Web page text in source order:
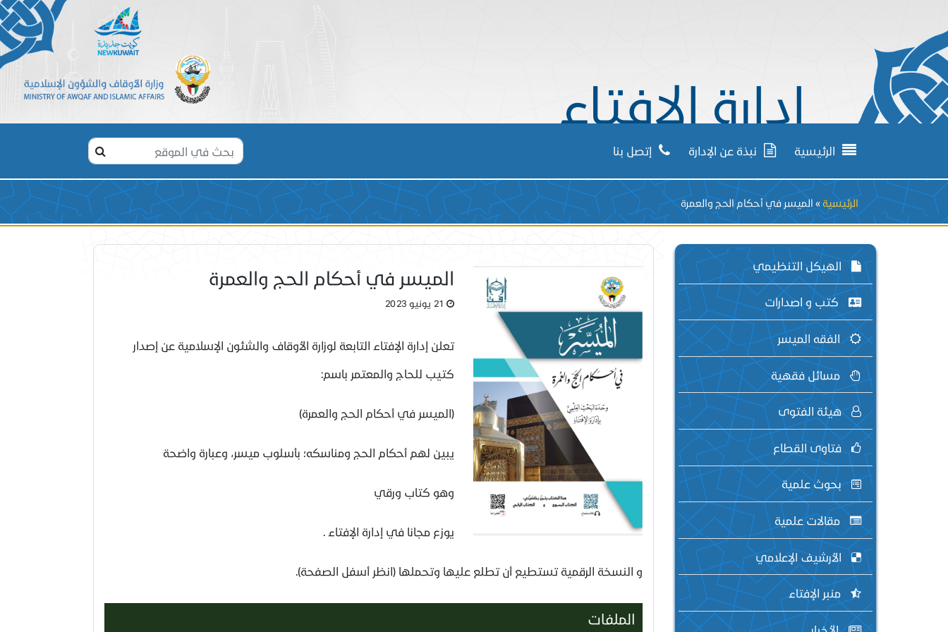
إدارة الإفتاء
الرئيسية نبذة عن الإدارة إتصل بنا
Breadcrumb
الرئيسية الميسر في أحكام الحج والعمرة
الهيكل التنظيمي
كتب و اصدارات
الفقه الميسر
مسائل فقهية
هيئة الفتوى
فتاوى القطاع
بحوث علمية
مقالات علمية
الأرشيف الإعلامي
منبر الإفتاء
الميسر في أحكام الحج والعمرة
21 يونيو 2023
تعلن إدارة الإفتاء التابعة لوزارة الأوقاف والشئون الإسلامية عن إصدار
كتيب للحاج والمعتمر باسم:
(الميسر في أحكام الحج والعمرة)
يبين لهم أحكام الحج ومناسكه؛ بأسلوب ميسر، وعبارة واضحة
وهو كتاب ورقي
يوزع مجانا في إدارة الإفتاء .
و النسخة الرقمية تستطيع أن تطلع عليها وتحملها (انظر أسفل الصفحة).
الملفات